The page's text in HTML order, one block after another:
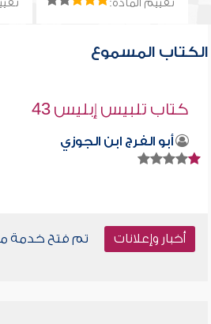
تقييم المادة:
الكتاب المسموع
كتاب تلبيس إبليس 43
أبو الفرج ابن الجوزي
أخبار وإعلانات
تم فتح خدمة